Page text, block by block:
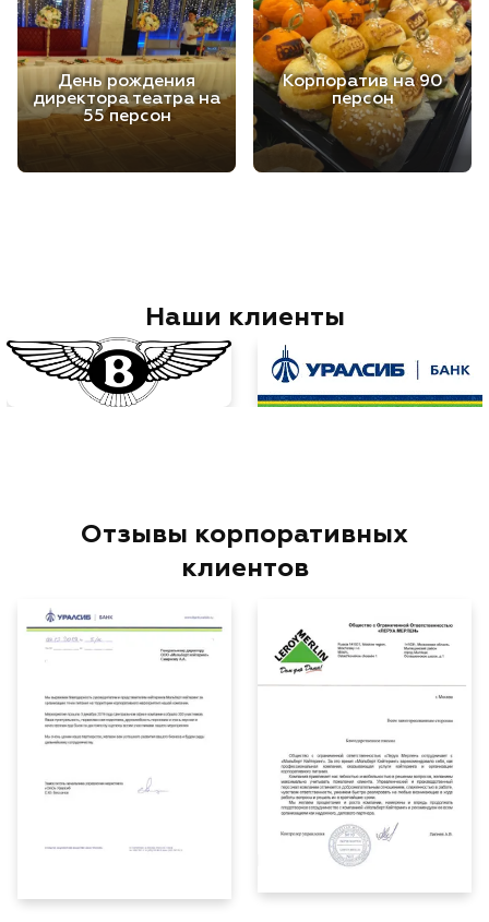
День рождения
директора театра на
55 персон
Корпоратив на 90
персон
Наши клиенты
Отзывы корпоративных
клиентов